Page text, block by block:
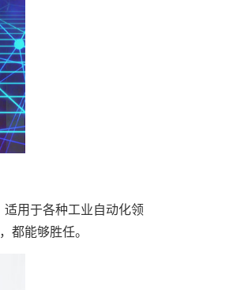
用于各种工业自动化领
都能够胜任。